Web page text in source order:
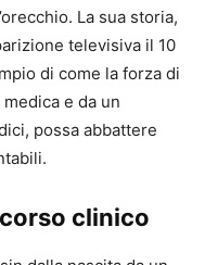
La sua storia,
televisiva il 10
di come la forza di
e da un
possa abbattere
clinico